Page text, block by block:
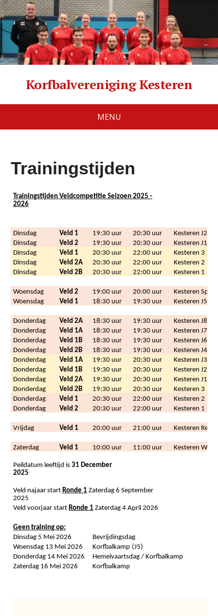
Korfbalvereniging Kesteren
MENU
Trainingstijden
Trainingstijden Veldcompetitie Seizoen 2025 -
2026
Dinsdag Veld 1 19:30 uur 20:30 uur
Kesteren J2
Dinsdag
Veld 2 19:30 uur 20:30 uur
Kesteren J1
Dinsdag
Veld 1 20:30 uur 22:00 uur
Kesteren 3
Dinsdag
Veld 2A 20:30 uur 22:00 uur
Kesteren 2
Dinsdag
Veld 2B 20:30 uur 22:00 uur Kesteren 1
Woensdag Veld 2 19:00 uur 20:00 uur
Kesteren
Woensdag
Veld 1 18:30 uur 19:30 uur Kesteren J5
Donderdag Veld 2A 18:30 uur 19:30 uur
Kesteren J8
Donderdag
Veld 1A 18:30 uur 19:30 uur
Kesteren J7
Donderdag
Veld 1B 18:30 uur 19:30 uur
Kesteren J6
Donderdag
Veld 2B 18:30 uur 19:30 uur
Kesteren J4
Donderdag
Veld 1A 19:30 uur 20:30 uur
Kesteren J3
Donderdag
Veld 1B 19:30 uur 20:30 uur
Kesteren J2
Donderdag
Veld 2A 19:30 uur 20:30 uur
Kesteren J1
Donderdag
Veld 2B 19:30 uur 20:30 uur
Kesteren 3
Donderdag
Veld 1 20:30 uur 22:00 uur
Kesteren 2
Donderdag
Veld 2 20:30 uur 22:00 uur Kesteren 1
Vrijdag Veld 1 20:00 uur 21:00 uur Kesteren Reko
Zaterdag Veld 1 10:00 uur 11:00 uur Kesteren
Peildatum leeftijd is​​31 December
2025
Veld najaar start​​Ronde 1 ​​ Zaterdag 6 September
2025
Veld voorjaar start​​Ronde 1 ​​ Zaterdag 4 April 2026
Geen training op:
Dinsdag 5 Mei 2026
Bevrijdingsdag
Woensdag 13 Mei 2026
Korfbalkamp (J5)
Donderdag 14 Mei 2026
Hemelvaartsdag / Korfbalkamp
Zaterdag 16 Mei 2026
Korfbalkamp